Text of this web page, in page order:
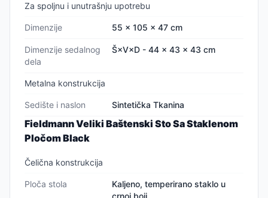
Za spoljnu i unutrašnju upotrebu
Dimenzije 55 x 105 x 47 cm
Dimenzije sedalnog
dela
Š×V×D - 44 x 43 x 43 cm
Metalna konstrukcija
Sedište i naslon Sintetička Tkanina
Fieldmann Veliki Baštenski Sto Sa Staklenom
Pločom Black
Čelična konstrukcija
Ploča stola
Kaljeno, temperirano staklo u
crnoj boji